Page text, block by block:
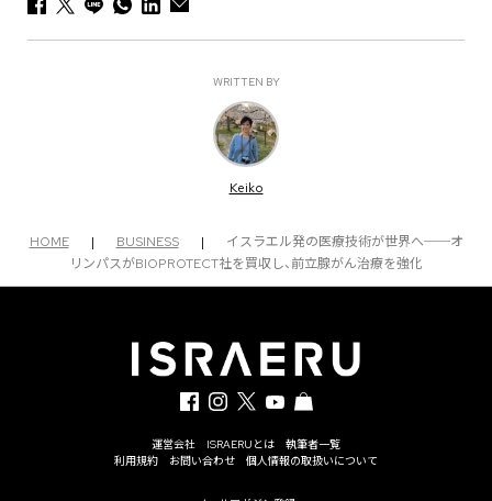
WRITTEN BY
Keiko
HOME | BUSINESS |
イスラエル発の医療技術が世界へ──オ
リンパスがBIOPROTECT社を買収し、前立腺がん治療を強化
運営会社 ISRAERUとは
執筆者一覧
利用規約
お問い合わせ 個人情報の取扱いについて